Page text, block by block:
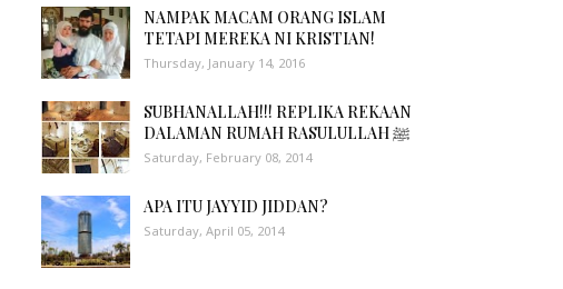
NAMPAK MACAM ORANG ISLAM
TETAPI MEREKA NI KRISTIAN!
Thursday, January 14, 2016
SUBHANALLAH!!! REPLIKA REKAAN
DALAMAN RUMAH RASULULLAH ﷺ
Saturday, February 08, 2014
APA ITU JAYYID JIDDAN?
Saturday, April 05, 2014